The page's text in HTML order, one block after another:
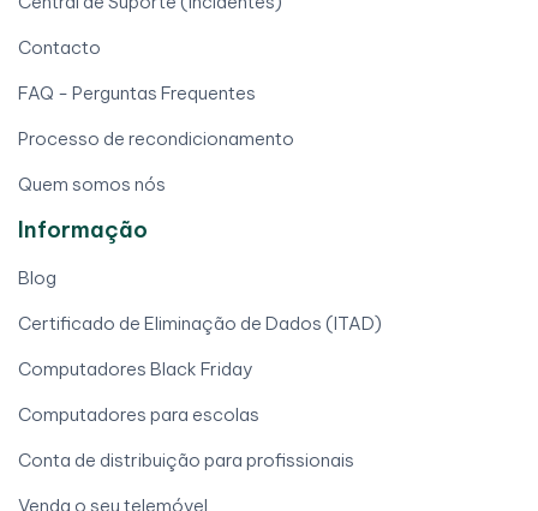
Contacto
FAQ - Perguntas Frequentes
Processo de recondicionamento
Quem somos nós
Informação
Blog
Certificado de Eliminação de Dados (ITAD)
Computadores Black Friday
Computadores para escolas
Conta de distribuição para profissionais
Venda o seu telemóvel